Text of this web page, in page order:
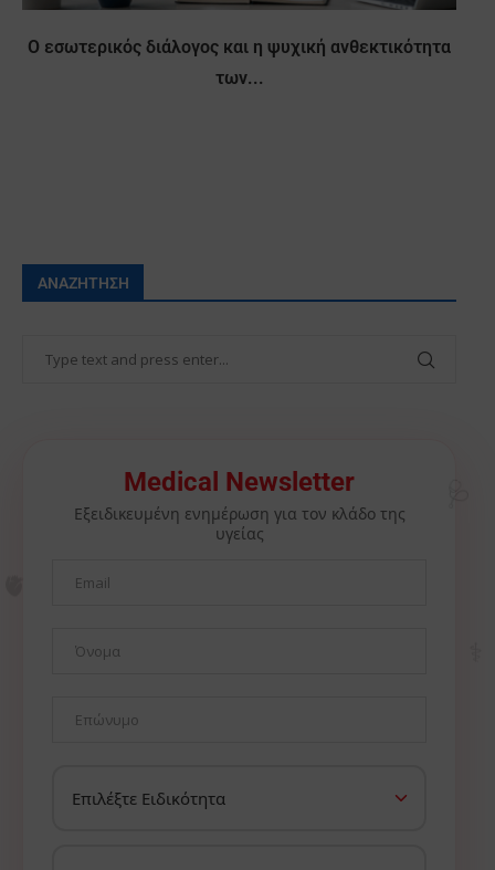
Ο εσωτερικός διάλογος και η ψυχική ανθεκτικότητα
των...
ΑΝΑΖΉΤΗΣΗ
Medical Newsletter
Εξειδικευμένη ενημέρωση για τον κλάδο της
υγείας